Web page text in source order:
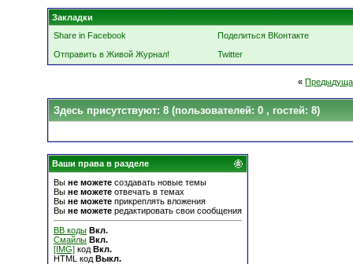
Закладки
Share in Facebook
Поделиться ВКонтакте
Отправить в Живой Журнал!
Twitter
«
Здесь присутствуют: 8 (пользователей: 0 , гостей: 8)
Ваши права в разделе
Вы не можете создавать новые темы
Вы не можете отвечать в темах
Вы не можете прикреплять вложения
Вы не можете редактировать свои сообщения
BB коды Вкл.
Смайлы Вкл.
[IMG] код Вкл.
HTML код Выкл.